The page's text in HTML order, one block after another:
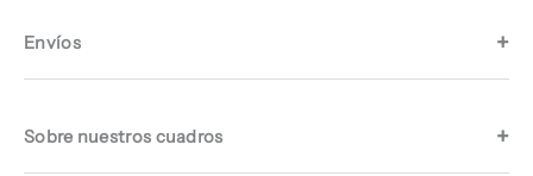
Envíos
Sobre nuestros cuadros